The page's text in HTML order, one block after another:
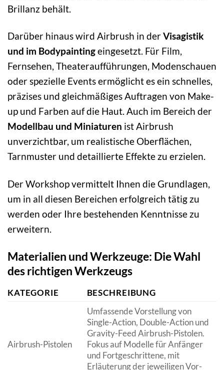
Brillanz behält.
Darüber hinaus wird Airbrush in derVisagistik
und im Bodypaintingeingesetzt. Für Film,
Fernsehen, Theateraufführungen, Modenschauen
oder spezielle Events ermöglicht es ein schnelles,
präzises und gleichmäßiges Auftragen von Make-
up und Farben auf die Haut. Auch im Bereich der
Modellbau und Miniaturen ist Airbrush
unverzichtbar, um realistische Oberflächen,
Tarnmuster und detaillierte Effekte zu erzielen.
Der Workshop vermittelt Ihnen die Grundlagen,
um in all diesen Bereichen erfolgreich tätig zu
werden oder Ihre bestehenden Kenntnisse zu
erweitern.
Materialien und Werkzeuge: Die Wahl
des richtigen Werkzeugs
KATEGORIE BESCHREIBUNG
Airbrush-Pistolen
Umfassende Vorstellung von
Single-Action, Double-Action und
Gravity-Feed Airbrush-Pistolen.
Fokus auf Modelle für Anfänger
und Fortgeschrittene, mit
Erläuterung der jeweiligen Vor-